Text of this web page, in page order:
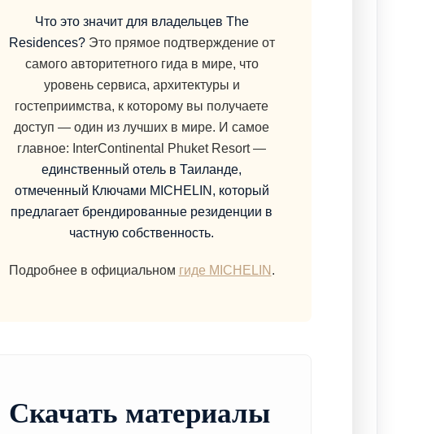
Что это значит для владельцев The
Residences?Это прямое подтверждение от
самого авторитетного гида в мире, что
уровень сервиса, архитектуры и
гостеприимства, к которому вы получаете
доступ — один из лучших в мире. И самое
главное: InterContinental Phuket Resort —
единственный отель в Таиланде,
отмеченный Ключами MICHELIN, который
предлагает брендированные резиденции в
частную собственность.
Подробнее в официальном гиде MICHELIN .
Скачать материалы